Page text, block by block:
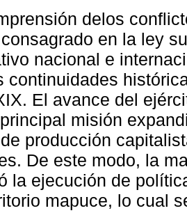
delos
en la ley
nacional e
continuidades
El avance del
misión
producción
De este modo, la
la ejecución de
mapuce, lo cual